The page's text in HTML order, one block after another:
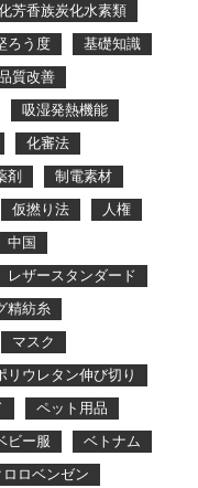
芳香族炭化水素類
ろう度
基礎知識
質改善
吸湿発熱機能
化審法
剤
制電素材
仮撚り法
人権
中国
レザースタンダード
精紡糸
マスク
リウレタン伸び切り
ペット用品
ビー服
ベトナム
ロベンゼン